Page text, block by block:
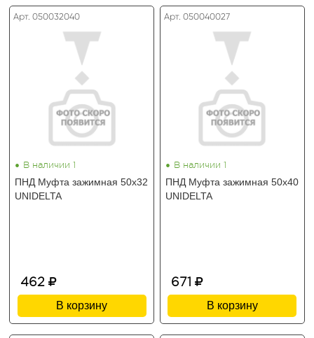
Арт. 050032040
• В наличии 1
ПНД Муфта зажимная 50х32
UNIDELTA
462
В корзину
Арт. 050040027
• В наличии 1
ПНД Муфта зажимная 50х40
UNIDELTA
671
В корзину